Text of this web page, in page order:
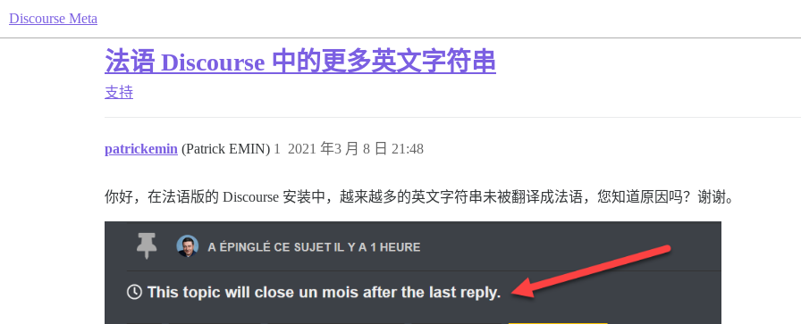
Discourse Meta
法语 Discourse 中的更多英文字符串
支持
patrickemin (Patrick EMIN) 2021 年3 月 8 日 21:48
1
你好，在法语版的 Discourse 安装中，越来越多的英文字符串未被翻译成法语，您知道原因吗？谢谢。